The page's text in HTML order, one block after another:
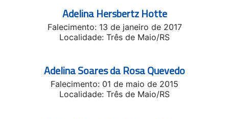
Adelina Hersbertz Hotte
Falecimento: 13 de janeiro de 2017
Localidade: Três de Maio/RS
Adelina Soares da Rosa Quevedo
Falecimento: 01 de maio de 2015
Localidade: Três de Maio/RS